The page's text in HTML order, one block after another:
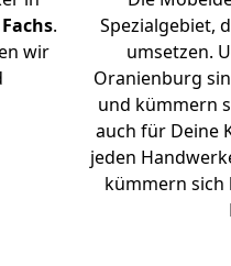
.
wir
Spezialgebiet,
umsetzen.
Oranienburg
und kümmern
auch für Deine
jeden
kümmern sich